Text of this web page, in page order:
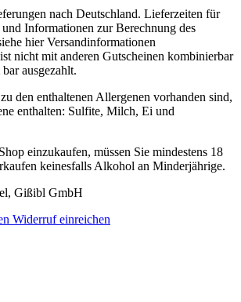
nach Deutschland. Lieferzeiten für
Informationen zur Berechnung des
hier Versandinformationen
nicht mit anderen Gutscheinen kombinierbar
ausgezahlt.
den enthaltenen Allergenen vorhanden sind,
enthalten: Sulfite, Milch, Ei und
einzukaufen, müssen Sie mindestens 18
keinesfalls Alkohol an Minderjährige.
Gißibl GmbH
Widerruf einreichen